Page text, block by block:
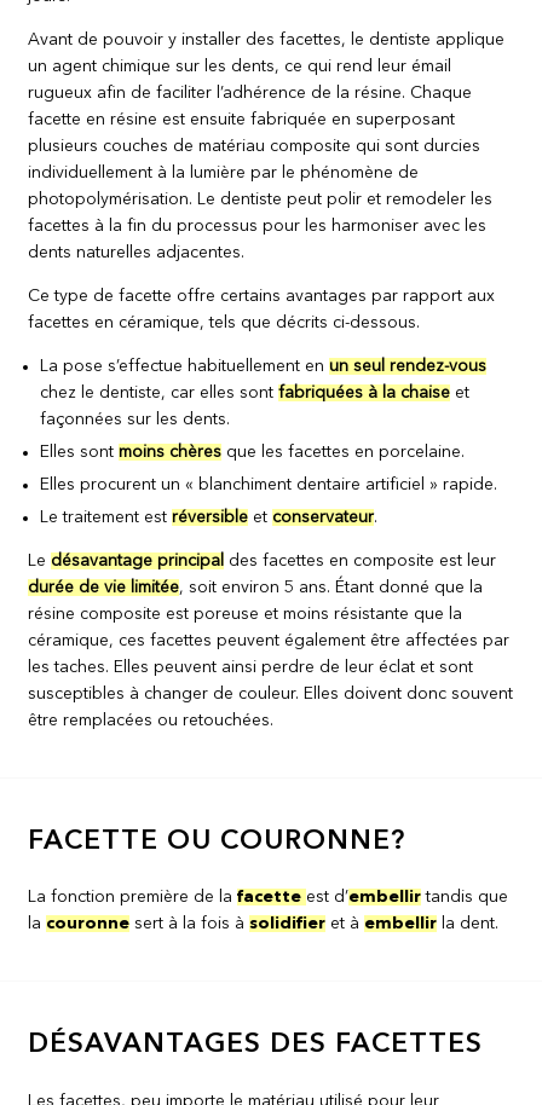
Avant de pouvoir y installer des facettes, le dentiste applique
un agent chimique sur les dents, ce qui rend leur émail
rugueux afin de faciliter l’adhérence de la résine. Chaque
facette en résine est ensuite fabriquée en superposant
plusieurs couches de matériau composite qui sont durcies
individuellement à la lumière par le phénomène de
photopolymérisation. Le dentiste peut polir et remodeler les
facettes à la fin du processus pour les harmoniser avec les
dents naturelles adjacentes.
Ce type de facette offre certains avantages par rapport aux
facettes en céramique, tels que décrits ci-dessous.
La pose s’effectue habituellement enun seul rendez-vous
chez le dentiste, car elles sontfabriquées à la chaise et
façonnées sur les dents.
Elles sontmoins chères que les facettes en porcelaine.
Elles procurent un « blanchiment dentaire artificiel » rapide.
Le traitement estréversible et conservateur.
Le désavantage principal des facettes en composite est leur
durée de vie limitée, soit environ 5 ans. Étant donné que la
résine composite est poreuse et moins résistante que la
céramique, ces facettes peuvent également être affectées par
les taches. Elles peuvent ainsi perdre de leur éclat et sont
susceptibles à changer de couleur. Elles doivent donc souvent
être remplacées ou retouchées.
FACETTE OU COURONNE?
La fonction première de lafacette est d’embellir tandis que
la couronne sert à la fois àsolidifier et à embellir la dent.
DÉSAVANTAGES DES FACETTES
Les facettes, peu importe le matériau utilisé pour leur